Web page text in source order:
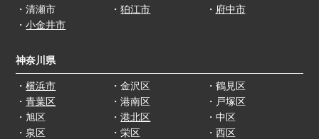
・清瀬市
・狛江市
・ 府中市
・小金井市
神奈川県
・横浜市
・青葉区
・旭区
・泉区
・金沢区
・港南区
・港北区
・栄区
・鶴見区
・戸塚区
・中区
・西区